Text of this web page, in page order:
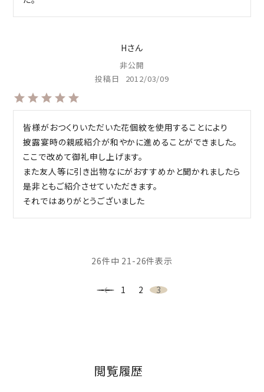
H
非公開
投稿日
2012/03/09
皆様がおつくりいただいた花個紋を使用することにより
披露宴時の親戚紹介が和やかに進めることができました。
ここで改めて御礼申し上げます。
また友人等に引き出物なにがおすすめかと聞かれましたら
是非ともご紹介させていただきます。
それではありがとうございました
26件中 21-26件表示
1 2 3
閲覧履歴